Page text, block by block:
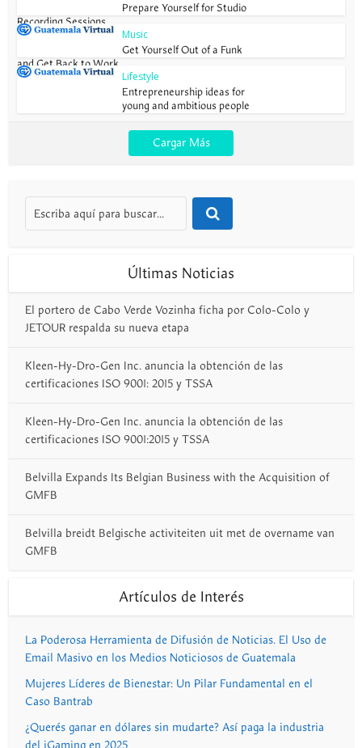
Prepare Yourself for Studio
Recording Sessions
Music
Get Yourself Out of a Funk
and Get Back to Work
Lifestyle
Entrepreneurship ideas for
young and ambitious people
Cargar Más
Últimas Noticias
El portero de Cabo Verde Vozinha ficha por Colo-Colo y
JETOUR respalda su nueva etapa
Kleen-Hy-Dro-Gen Inc. anuncia la obtención de las
certificaciones ISO 9001: 2015 y TSSA
Kleen-Hy-Dro-Gen Inc. anuncia la obtención de las
certificaciones ISO 9001:2015 y TSSA
Belvilla Expands Its Belgian Business with the Acquisition of
GMFB
Belvilla breidt Belgische activiteiten uit met de overname van
GMFB
Artículos de Interés
La Poderosa Herramienta de Difusión de Noticias. El Uso de
Email Masivo en los Medios Noticiosos de Guatemala
Mujeres Líderes de Bienestar: Un Pilar Fundamental en el
Caso Bantrab
¿Querés ganar en dólares sin mudarte? Así paga la industria